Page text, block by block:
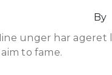
By
unger har ageret
to fame.